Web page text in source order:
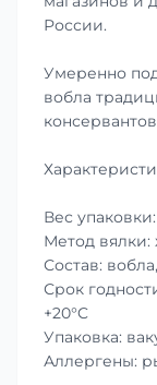
России.
Умеренно
вобла
Вес упаковки:
Метод вялки:
Состав:
Срок
+20°C
Упаковка:
Аллергены: